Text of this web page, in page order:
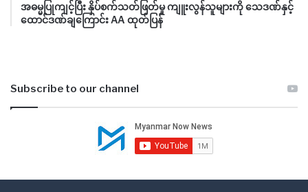
အဓမ္မပြုကျင့်ပြီး နှိပ်စက်သတ်ဖြတ်မှု ကျူးလွန်သူများကို သေဒဏ်နှင့်
ထောင်ဒဏ်ချကြောင်း AA ထုတ်ပြန်
Subscribe to our channel